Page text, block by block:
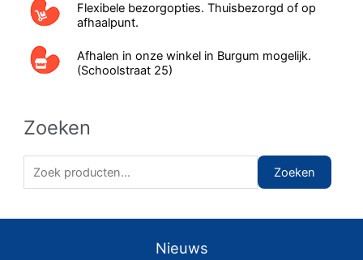
Flexibele bezorgopties. Thuisbezorgd of op
afhaalpunt.
Afhalen in onze winkel in Burgum mogelijk.
(Schoolstraat 25)
Zoeken
o
Zoeken
Nieuws